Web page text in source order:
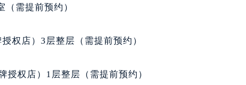
服务中心（需提前预约）
务中心（需提前预约）
务中心（需提前预约）
需提前预约）
权店）3层整层（需提前预约）
授权店）1层整层（需提前预约）